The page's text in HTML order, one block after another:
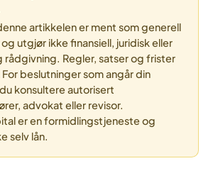
artikkelen er ment som generell
utgjør ikke finansiell, juridisk eller
Regler, satser og frister
beslutninger som angår din
konsultere autorisert
advokat eller revisor.
er en formidlingstjeneste og
selv lån.